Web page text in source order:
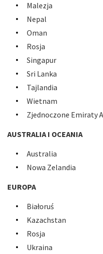
Malezja
Nepal
Oman
Rosja
Singapur
Sri Lanka
Tajlandia
Wietnam
Zjednoczone Emiraty
AUSTRALIA I OCEANIA
Australia
Nowa Zelandia
EUROPA
Białoruś
Kazachstan
Rosja
Ukraina